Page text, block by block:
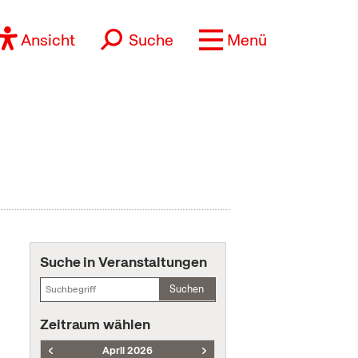
Ansicht Suche Menü
Suche in Veranstaltungen
Suchen
Zeitraum wählen
April 2026